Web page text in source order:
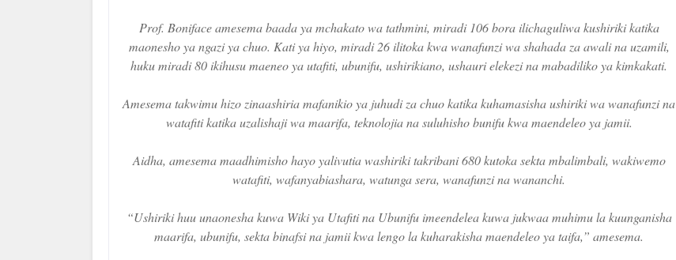
Prof. Boniface amesema baada ya mchakato wa tathmini, miradi 106 bora ilichaguliwa kushiriki katika
maonesho ya ngazi ya chuo. Kati ya hiyo, miradi 26 ilitoka kwa wanafunzi wa shahada za awali na uzamili,
huku miradi 80 ikihusu maeneo ya utafiti, ubunifu, ushirikiano, ushauri elekezi na mabadiliko ya kimkakati.
Amesema takwimu hizo zinaashiria mafanikio ya juhudi za chuo katika kuhamasisha ushiriki wa wanafunzi na
watafiti katika uzalishaji wa maarifa, teknolojia na suluhisho bunifu kwa maendeleo ya jamii.
Aidha, amesema maadhimisho hayo yalivutia washiriki takribani 680 kutoka sekta mbalimbali, wakiwemo
watafiti, wafanyabiashara, watunga sera, wanafunzi na wananchi.
“Ushiriki huu unaonesha kuwa Wiki ya Utafiti na Ubunifu imeendelea kuwa jukwaa muhimu la kuunganisha
maarifa, ubunifu, sekta binafsi na jamii kwa lengo la kuharakisha maendeleo ya taifa,” amesema.